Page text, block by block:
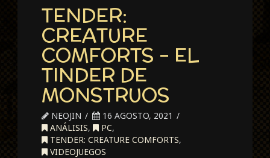
TENDER:
CREATURE
COMFORTS – EL
TINDER DE
MONSTRUOS
NEOJIN
16 AGOSTO, 2021
ANÁLISIS, PC,
TENDER: CREATURE COMFORTS,
VIDEOJUEGOS